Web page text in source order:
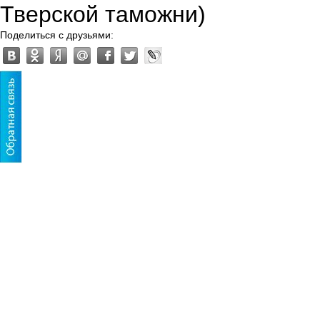
Тверской таможни)
Поделиться с друзьями: